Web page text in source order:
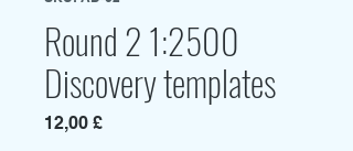
Round 2 1:2500
Discovery templates
12,00 £Prezzo